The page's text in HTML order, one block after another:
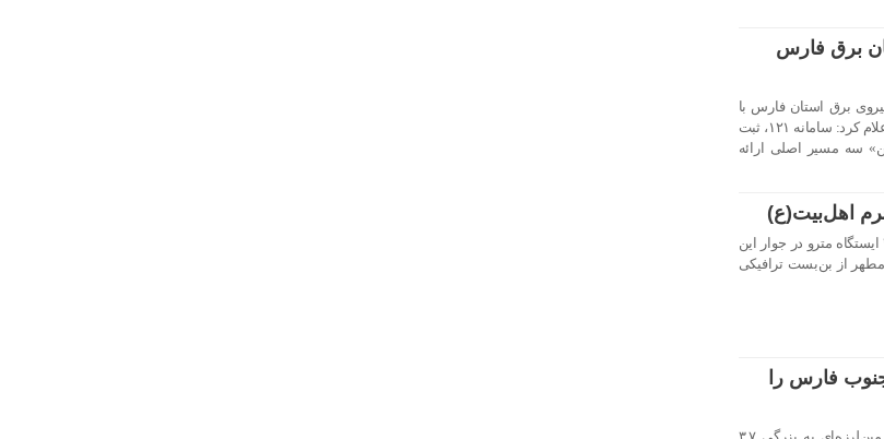
برق فارس
برق استان فارس با
تشریح روش‌های ارتباط مشترکان برای رفع خاموشی، اعلام کرد: سامانه ۱۲۱، ثبت
سه مسیر اصلی ارائه
اهل‌بیت(ع)
معاون توسعه حرم مطهر شاهچراغ(ع) گفت: با احداث ۲ ایستگاه مترو در جوار این
از بن‌بست ترافیکی
در جنوب فارس را